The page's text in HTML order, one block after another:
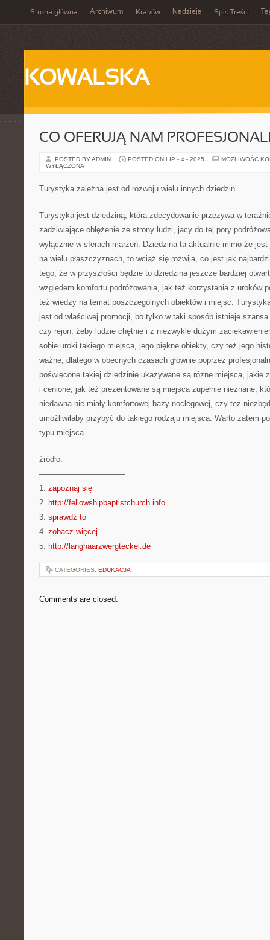
Strona główna Archiwum Kraków Nadzieja Spis Treści
KOWALSKA
CO OFERUJĄ NAM
POSTED BY ADMIN POSTED ON LIP - 4 - 2025
MOŻLIWOŚĆ
WYŁĄCZONA
Turystyka zależna jest od rozwoju wielu innych dziedzin
Turystyka jest dziedziną, która zdecydowanie przeżywa w
zadziwiające oblężenie ze strony ludzi, jacy do tej pory
wyłącznie w sferach marzeń. Dziedzina ta aktualnie mimo że
na wielu płaszczyznach, to wciąż się rozwija, co jest jak
tego, że w przyszłości będzie to dziedzina jeszcze bardziej
względem komfortu podróżowania, jak też korzystania z uroków
też wiedzy na temat poszczególnych obiektów i miejsc.
jest od właściwej promocji, bo tylko w taki sposób istnieje
czy rejon, żeby ludzie chętnie i z niezwykle dużym
sobie uroki takiego miejsca, jego piękne obiekty, czy też jego
ważne, dlatego w obecnych czasach głównie poprzez
poświęcone takiej dziedzinie ukazywane są różne miejsca, jakie
i cenione, jak też prezentowane są miejsca zupełnie nieznane,
niedawna nie miały komfortowej bazy noclegowej, czy też
umożliwiłaby przybyć do takiego rodzaju miejsca. Warto zatem
typu miejsca.
źródło:
———————————
1. zapoznaj się
2. http://fellowshipbaptistchurch.info
3. sprawdź to
4. zobacz więcej
5. http://langhaarzwergteckel.de
CATEGORIES: EDUKACJA
Comments are closed.